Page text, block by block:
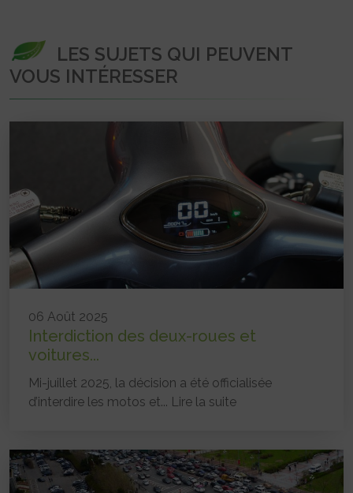
LES SUJETS QUI PEUVENT
VOUS INTÉRESSER
06 Août 2025
Interdiction des deux-roues et
voitures...
Mi-juillet 2025, la décision a été officialisée
d’interdire les motos et... Lire la suite